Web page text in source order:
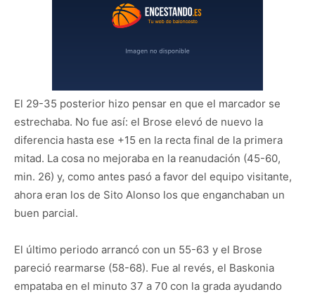
El 29-35 posterior hizo pensar en que el marcador se
estrechaba. No fue así: el Brose elevó de nuevo la
diferencia hasta ese +15 en la recta final de la primera
mitad. La cosa no mejoraba en la reanudación (45-60,
min. 26) y, como antes pasó a favor del equipo visitante,
ahora eran los de Sito Alonso los que enganchaban un
buen parcial.
El último periodo arrancó con un 55-63 y el Brose
pareció rearmarse (58-68). Fue al revés, el Baskonia
empataba en el minuto 37 a 70 con la grada ayudando